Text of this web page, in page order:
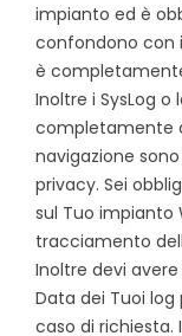
impianto ed è
confondono con i
è
Inoltre i SysLog o
completamente
navigazione
privacy. Sei
sul Tuo impianto
tracciamento
Inoltre devi
Data dei Tuoi
caso di